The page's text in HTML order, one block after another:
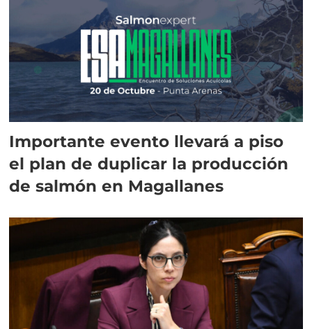
Importante evento llevará a piso
el plan de duplicar la producción
de salmón en Magallanes